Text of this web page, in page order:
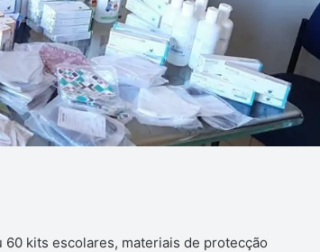
kits escolares, materiais de protecção